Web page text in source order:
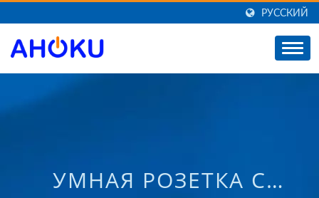
РУССКИЙ
УМНАЯ РОЗЕТКА С